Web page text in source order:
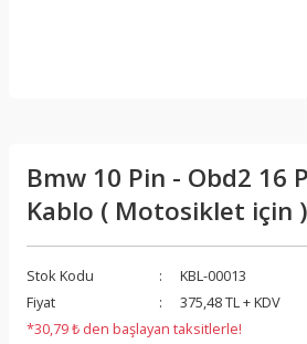
Bmw 10 Pin - Obd2 16
Kablo ( Motosiklet için )
Stok Kodu
KBL-00013
Fiyat
375,48 TL + KDV
*30,79 ₺ den başlayan taksitlerle!